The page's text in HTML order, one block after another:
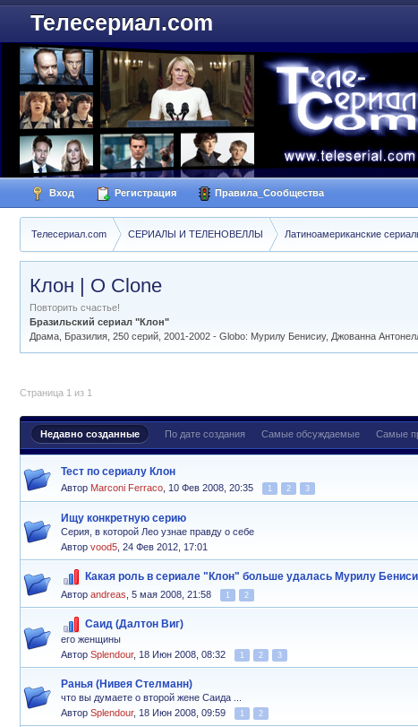
Телесериал.com
Вход Регистрация Правила_Сообщества
Телесериал.com СЕРИАЛЫ И ТЕЛЕНОВЕЛЛЫ Латиноамериканские
Клон | O Clone
Повторить счастье!
Бразильский сериал "Клон"
Драма, Бразилия, 250 серий, 2001-2002 - Globo: Мурилу Бенисиу, Джованна
Страница 1 из 1
Недавно созданные По дате создания Самые обсуждаемые Самые
Тест по сериалу Клон
Автор Marconi Ferraco 10 Фев 2008, 20:35 1 2 3
Ищу конкретную серию
Серия, в которой Лео узнае правду о себе
Автор vood5 24 Фев 2012, 17:01
Какая роль в сериале "Клон" больше удалась Мурилу
Автор andreas 5 мая 2008, 21:58 1 2
Саид (Далтон Виг)
его женщины
Автор Splendour, 18 Июн 2008, 08:32 1 2 3
Ранья (Нивея Стелманн)
что вы думаете о второй жене Саида ...
Автор Splendour, 18 Июн 2008, 09:59 1 2